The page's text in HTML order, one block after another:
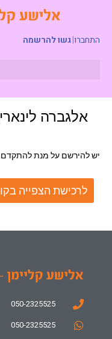
התחברו|גשו להרשמה
אלגברה לינארית 2 – סמסטר
יש להירשם על מנת
לרכישת הצפייה
050-2325525
050-2325525